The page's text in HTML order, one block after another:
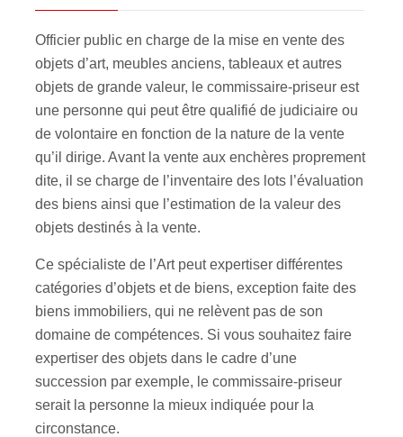
Officier public en charge de la mise en vente des
objets d’art, meubles anciens, tableaux et autres
objets de grande valeur, le commissaire-priseur est
une personne qui peut être qualifié de judiciaire ou
de volontaire en fonction de la nature de la vente
qu’il dirige. Avant la vente aux enchères proprement
dite, il se charge de l’inventaire des lots l’évaluation
des biens ainsi que l’estimation de la valeur des
objets destinés à la vente.
Ce spécialiste de l’Art peut expertiser différentes
catégories d’objets et de biens, exception faite des
biens immobiliers, qui ne relèvent pas de son
domaine de compétences. Si vous souhaitez faire
expertiser des objets dans le cadre d’une
succession par exemple, le commissaire-priseur
serait la personne la mieux indiquée pour la
circonstance.